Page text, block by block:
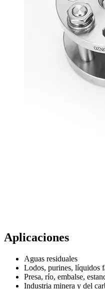
Aplicaciones
Aguas residuales
Lodos, purines, líquidos
Presa, río, embalse,
Industria minera y del